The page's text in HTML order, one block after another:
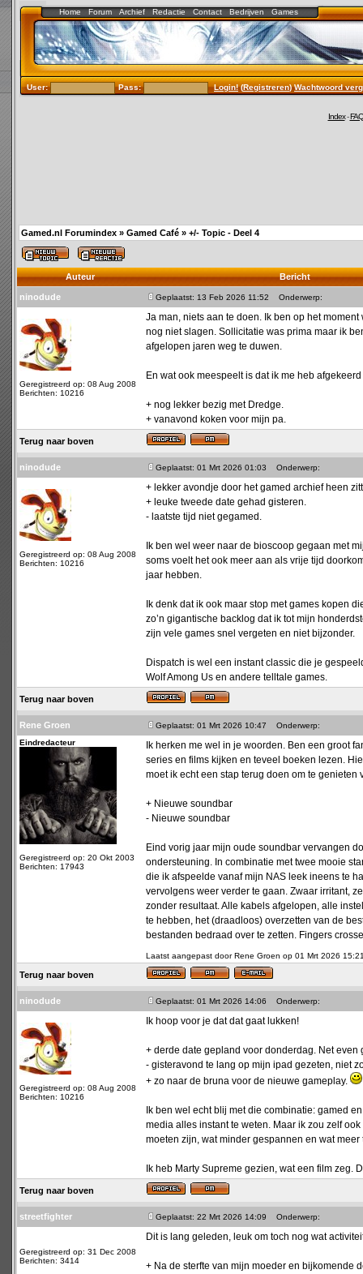
Home Forum Archief Redactie Contact Bedrijven Games
User: Pass: Login!(Registreren)Wachtwoord
Index-FAQ
Gamed.nl Forumindex » Gamed Café » +/- Topic - Deel 4
Auteur Bericht
ninodude Geplaatst: 13 Feb 2026 11:52 Onderwerp:
Geregistreerd op: 08 Aug 2008
Berichten: 10216
Ja man, niets aan te doen. Ik ben op het
nog niet slagen. Sollicitatie was prima maar ik
afgelopen jaren weg te duwen.
En wat ook meespeelt is dat ik me heb
+ nog lekker bezig met Dredge.
+ vanavond koken voor mijn pa.
Terug naar boven
ninodude Geplaatst: 01 Mrt 2026 01:03 Onderwerp:
Geregistreerd op: 08 Aug 2008
Berichten: 10216
+ lekker avondje door het gamed archief heen
+ leuke tweede date gehad gisteren.
- laatste tijd niet gegamed.
Ik ben wel weer naar de bioscoop gegaan met
soms voelt het ook meer aan als vrije tijd
jaar hebben.
Ik denk dat ik ook maar stop met games kopen
zo’n gigantische backlog dat ik tot mijn
zijn vele games snel vergeten en niet bijzonder.
Dispatch is wel een instant classic die je
Wolf Among Us en andere telltale games.
Terug naar boven
Rene Groen Geplaatst: 01 Mrt 2026 10:47
Onderwerp:
Eindredacteur
Geregistreerd op: 20 Okt 2003
Berichten: 17943
Ik herken me wel in je woorden. Ben een groot
series en films kijken en teveel boeken lezen.
moet ik echt een stap terug doen om te
+ Nieuwe soundbar
- Nieuwe soundbar
Eind vorig jaar mijn oude soundbar vervangen
ondersteuning. In combinatie met twee mooie
die ik afspeelde vanaf mijn NAS leek ineens te
vervolgens weer verder te gaan. Zwaar irritant,
zonder resultaat. Alle kabels afgelopen, alle
te hebben, het (draadloos) overzetten van de
bestanden bedraad over te zetten. Fingers
Laatst aangepast door Rene Groen op 01 Mrt 2026
Terug naar boven
ninodude Geplaatst: 01 Mrt 2026 14:06 Onderwerp:
Geregistreerd op: 08 Aug 2008
Berichten: 10216
Ik hoop voor je dat dat gaat lukken!
+ derde date gepland voor donderdag. Net
- gisteravond te lang op mijn ipad gezeten, niet
+ zo naar de bruna voor de nieuwe gameplay.
Ik ben wel echt blij met die combinatie: gamed
media alles instant te weten. Maar ik zou zelf
moeten zijn, wat minder gespannen en wat
Ik heb Marty Supreme gezien, wat een film zeg.
Terug naar boven
streetfighter Geplaatst: 22 Mrt 2026 14:09 Onderwerp:
Geregistreerd op: 31 Dec 2008
Berichten: 3414
Dit is lang geleden, leuk om toch nog wat
+ Na de sterfte van mijn moeder en bijkomende